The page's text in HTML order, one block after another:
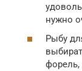
нужно
Рыбу
форель,